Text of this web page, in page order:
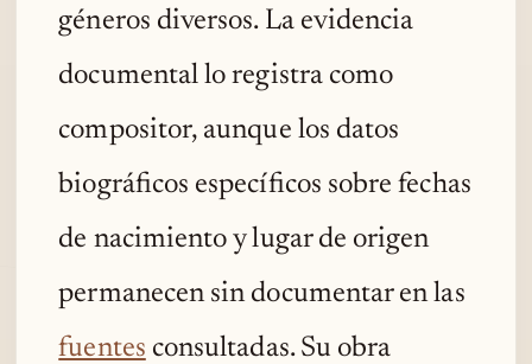
géneros diversos. La evidencia
documental lo registra como
compositor, aunque los datos
biográficos específicos sobre fechas
de nacimiento y lugar de origen
permanecen sin documentar en las
fuentes consultadas. Su obra